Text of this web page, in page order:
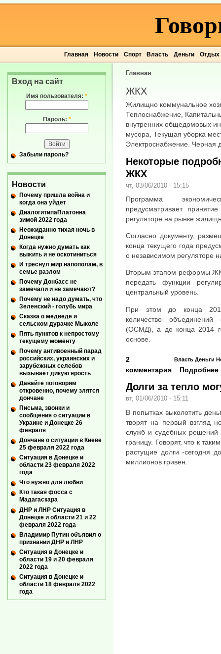
Главная Новости Спорт Власть Деньги Отдых
Главная
ЖКХ
Жилищно коммунальное
Теплоснабжение,
внутренних общедомовых
мусора, Текущая уборка
Электроснабжение. Черная
Некоторые
ЖКХ
чт, 03/06/2010 - 15:15
Программа
предусматривает
регуляторе на рынке
Согласно документу,
конца текущего года
о независимом регуляторе
Вторым этапом реформы
передать функции
центральный уровень.
При этом до конца 2012
количество объединений
(ОСМД), а до конца 2014
основе.
Власть Деньги
2
комментария
Подробнее
Долги за тепло
вт, 01/06/2010 - 15:11
В попытках выколотить
творят на первый взгляд
служб и судебных решений
границу. Говорят, что к
растущие долги -сегодня
миллионов гривен.
Вход на сайт
Имя пользователя: *
Пароль: *
Забыли пароль?
Новости
Почему пришла война и
когда она уйдет
ДиалогитипаПлатонна
зимой 2022 года
Неожиданно тихая ночь в
Донецке
Когда нужно думать как
выжить и не оскотиниться
И треснул мир напополам, в
семье разлом
Почему Донбасс не
замечали и не замечают?
Почему не надо думать, что
Зеленский - голубь мира
Сказка о медведе и
сельском дурачке Мыколе
Пять пунктов к непростому
текущему моменту
Почему антивоенный парад
российских, украинских и
зарубежных селебов
вызывает дикую ярость
Давайте поговорим
откровенно, почему злятся
дончане
Письма, звонки и
сообщения о ситуации в
Украине и Донецке 26
февраля
Дончане о ситуации в Киеве
25 февраля 2022 года
Ситуация в Донецке и
области 23 февраля 2022
года
Что нужно для любви
Кто такая фосса с
Мадагаскара
ДНР и ЛНР Ситуация в
Донецке и области 21 и 22
февраля 2022 года
Владимир Путин объявил о
признании ДНР и ЛНР
Ситуация в Донецке и
области 19 и 20 февраля
2022 года
Ситуация в Донецке и
области 18 февраля 2022
года